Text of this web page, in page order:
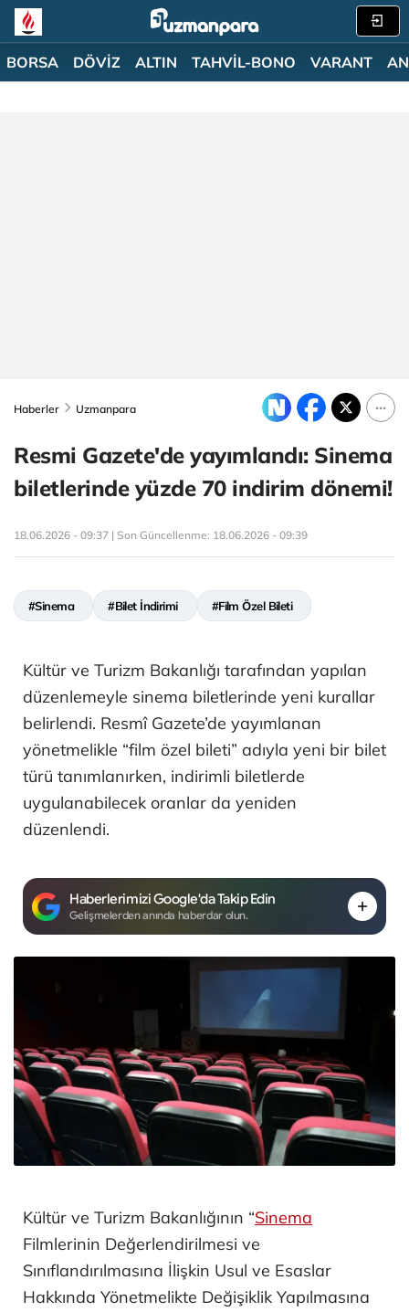
BORSA DÖVİZ ALTIN TAHVİL-BONO VARANT
Haberler Uzmanpara
Resmi Gazete'de yayımlandı: Sinema
biletlerinde yüzde 70 indirim dönemi!
18.06.2026 - 09:37 | Son Güncellenme: 18.06.2026 - 09:39
#Sinema #Bilet İndirimi #Film Özel Bileti
Kültür ve Turizm Bakanlığı tarafından yapılan
düzenlemeyle sinema biletlerinde yeni kurallar
belirlendi. Resmî Gazete’de yayımlanan
yönetmelikle “film özel bileti” adıyla yeni bir bilet
türü tanımlanırken, indirimli biletlerde
uygulanabilecek oranlar da yeniden
düzenlendi.
Haberlerimizi Google'da Takip Edin
Gelişmelerden anında haberdar olun.
Kültür ve Turizm Bakanlığının “Sinema
Filmlerinin Değerlendirilmesi ve
Sınıflandırılmasına İlişkin Usul ve Esaslar
Hakkında Yönetmelikte Değişiklik Yapılmasına